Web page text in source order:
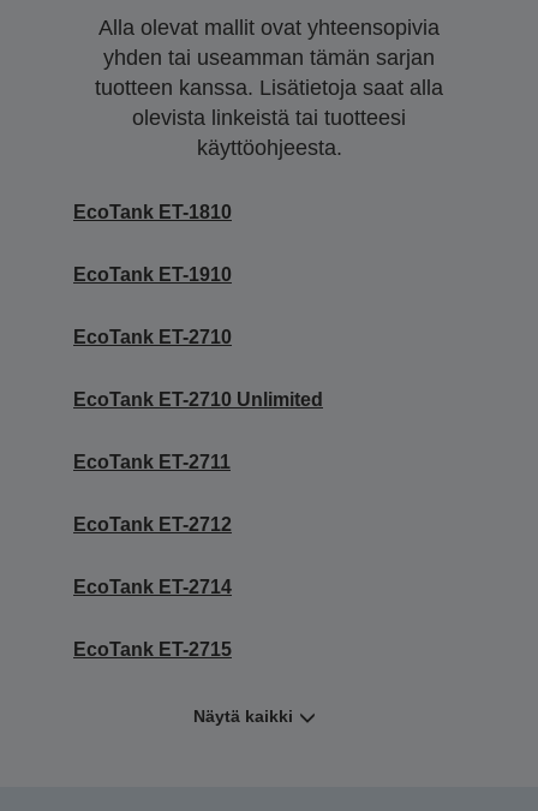
Alla olevat mallit ovat yhteensopivia
yhden tai useamman tämän sarjan
tuotteen kanssa. Lisätietoja saat alla
olevista linkeistä tai tuotteesi
käyttöohjeesta.
EcoTank ET-1810
EcoTank ET-1910
EcoTank ET-2710
EcoTank ET-2710 Unlimited
EcoTank ET-2711
EcoTank ET-2712
EcoTank ET-2714
EcoTank ET-2715
Näytä kaikki